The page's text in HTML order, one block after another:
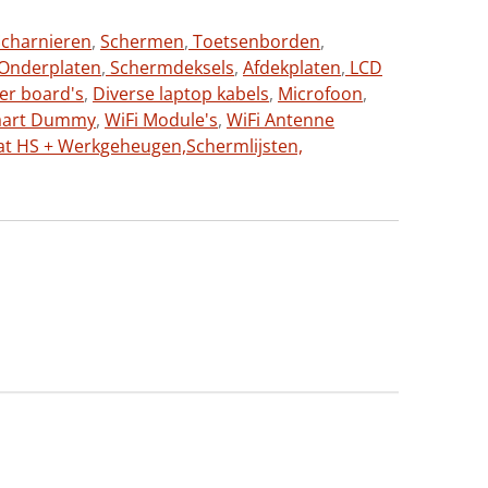
, Schermen, Toetsenborden,
, Schermdeksels, Afdekplaten, LCD
board's, Diverse laptop kabels, Microfoon,
Dummy, WiFi Module's, WiFi Antenne
HS + Werkgeheugen,Schermlijsten,